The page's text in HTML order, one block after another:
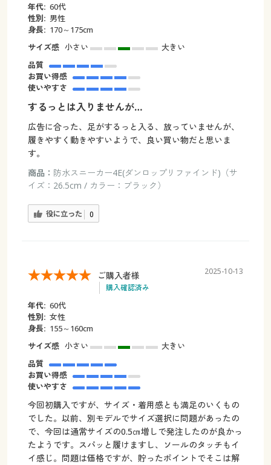
年代: 60代
性別: 男性
身長: 170～175cm
サイズ感 小さい
大きい
品質
お買い得感
使いやすさ
するっとは入りませんが…
広告に合った、足がするっと入る、放っていませんが、
履きやすく動きやすいようで、良い買い物だと思いま
す。
商品： 防水スニーカー4E(ダンロップリファインド)（サ
イズ：26.5cm / カラー：ブラック）
役に立った 0
ご購入者様
購入確認済み
2025-10-13
年代: 60代
性別: 女性
身長: 155～160cm
サイズ感 小さい
大きい
品質
お買い得感
使いやすさ
今回初購入ですが、サイズ・着用感とも満足のいくもの
でした。以前、別モデルでサイズ選択に問題があったの
で、今回は通常サイズの0.5㎝増しで発注したのが良かっ
たようです。スパッと履けますし、ソールのタッチもイ
イ感じ。問題は価格ですが、貯ったポイントでそこは解